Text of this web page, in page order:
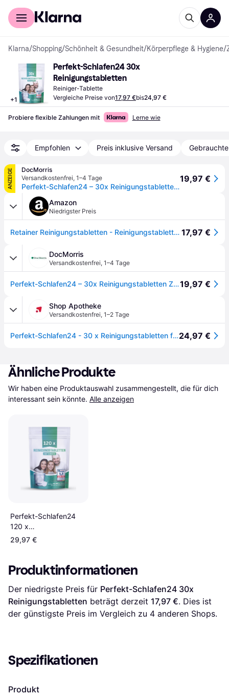
Für Shopper
Klarna/Shopping/Schönheit & Gesundheit/Körperpflege & Hygiene/
+1
Perfekt-Schlafen24 30x
Reinigungstabletten
Reiniger-Tablette
Vergleiche Preise von17,97 €bis24,97 €
Probiere flexible Zahlungen mit Lerne wie
Empfohlen Preis inklusive Versand
ANZEIGE
DocMorris
Versandkostenfrei, 1–4 Tage
Perfekt-Schlafen24 – 30x Reinigungstabletten Zahnspangen 30 St
19,97 €
Amazon
Niedrigster Preis
Retainer Reinigungstabletten - Reinigungstabletten Zahnschiene Reinigung | Fleckenfrei Zahnschutz Und Gebissreiniger Tabs | Geruchsbeseitigung Zahnspangenreiniger | Retainer Cleaner (30) 17,97 €
DocMorris
Versandkostenfrei, 1–4 Tage
Perfekt-Schlafen24 – 30x Reinigungstabletten Zahnspangen 30 St19,97 €
Shop Apotheke
Versandkostenfrei, 1–2 Tage
Perfekt-Schlafen24 - 30 x Reinigungstabletten für Zahnspangen St24,97 €
Ähnliche Produkte
Wir haben eine Produktauswahl zusammengestellt, die für dich
interessant sein könnte. Alle anzeigen
Perfekt-Schlafen24
120 x
Reinigungstabletten
29,97 €
Produktinformationen
Der niedrigste Preis für Perfekt-Schlafen24 30x
Reinigungstabletten beträgt derzeit 17,97 €. Dies ist
der günstigste Preis im Vergleich zu 4 anderen Shops.
Spezifikationen
Produkt